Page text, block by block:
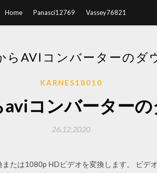
Home Panasci12769 Vassey76821
らAVIコンバーターのダ
KARNES18010
コンバーター
26.12.2020
たは1080p HDビデオを変換します。 ビデ